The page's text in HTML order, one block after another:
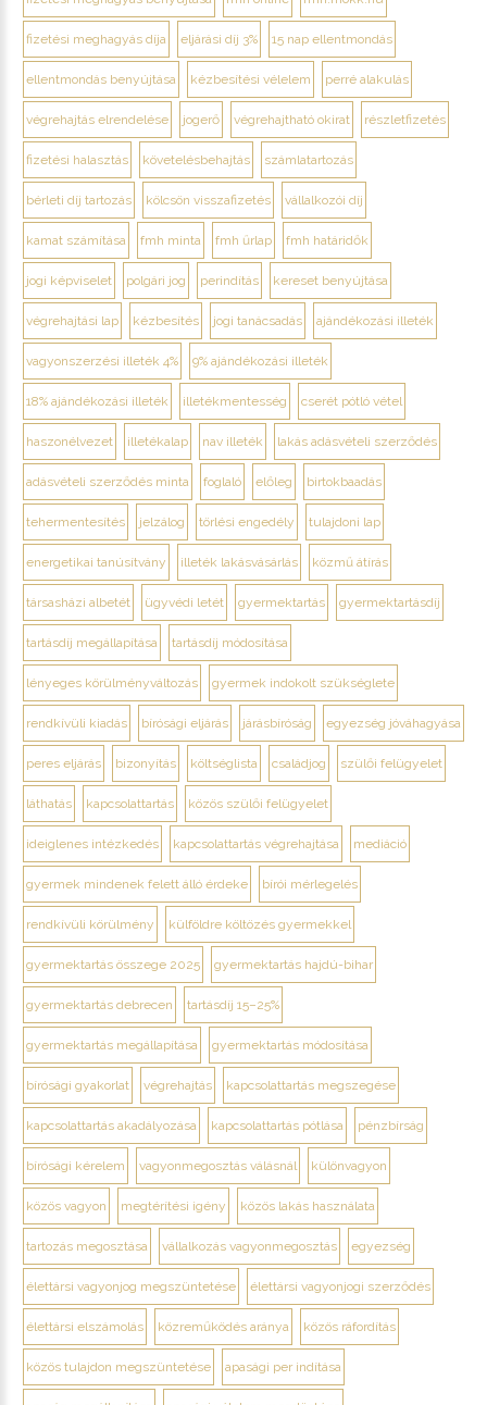
fizetési meghagyás díja eljárási díj 3% 15 nap ellentmondás
ellentmondás benyújtása kézbesítési vélelem perré alakulás
végrehajtás elrendelése jogerő végrehajtható okirat részletfizetés
fizetési halasztás követelésbehajtás számlatartozás
bérleti díj tartozás kölcsön visszafizetés vállalkozói díj
kamat számítása fmh minta fmh űrlap fmh határidők
jogi képviselet polgári jog perindítás kereset benyújtása
végrehajtási lap kézbesítés jogi tanácsadás ajándékozási illeték
vagyonszerzési illeték 4% 9% ajándékozási illeték
18% ajándékozási illeték illetékmentesség cserét pótló vétel
haszonélvezet illetékalap nav illeték lakás adásvételi szerződés
adásvételi szerződés minta foglaló előleg birtokbaadás
tehermentesítés jelzálog törlési engedély tulajdoni lap
energetikai tanúsítvány illeték lakásvásárlás közmű átírás
társasházi albetét ügyvédi letét gyermektartás gyermektartásdíj
tartásdíj megállapítása tartásdíj módosítása
lényeges körülményváltozás gyermek indokolt szükséglete
rendkívüli kiadás bírósági eljárás járásbíróság egyezség jóváhagyása
peres eljárás bizonyítás költséglista családjog szülői felügyelet
láthatás kapcsolattartás közös szülői felügyelet
ideiglenes intézkedés kapcsolattartás végrehajtása mediáció
gyermek mindenek felett álló érdeke bírói mérlegelés
rendkívüli körülmény külföldre költözés gyermekkel
gyermektartás összege 2025 gyermektartás hajdú-bihar
gyermektartás debrecen tartásdíj 15–25%
gyermektartás megállapítása gyermektartás módosítása
bírósági gyakorlat végrehajtás kapcsolattartás megszegése
kapcsolattartás akadályozása kapcsolattartás pótlása pénzbírság
bírósági kérelem vagyonmegosztás válásnál különvagyon
közös vagyon megtérítési igény közös lakás használata
tartozás megosztása vállalkozás vagyonmegosztás egyezség
élettársi vagyonjog megszüntetése élettársi vagyonjogi szerződés
élettársi elszámolás közreműködés aránya közös ráfordítás
közös tulajdon megszüntetése apasági per indítása